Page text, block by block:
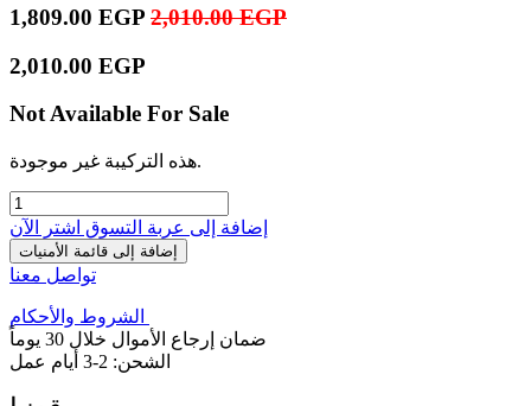
1,809.00 EGP 2,010.00EGP
2,010.00 EGP
Not Available For Sale
هذه التركيبة غير موجودة.
إضافة إلى عربة التسوق اشترِ الآن
إضافة إلى قائمة الأمنيات
تواصل معنا
الشروط والأحكام
ضمان إرجاع الأموال خلال 30 يوماً
الشحن: 2-3 أيام عمل